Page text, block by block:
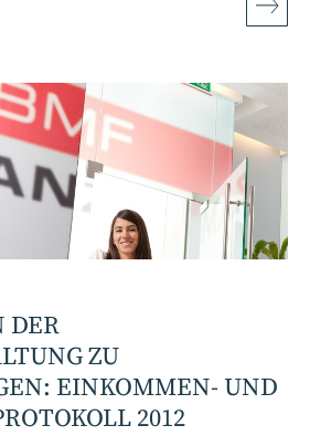
DER
ZU
EINKOMMEN- UND
2012